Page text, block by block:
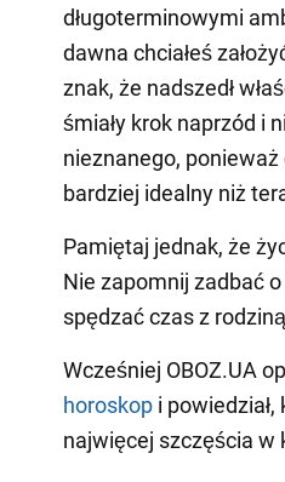
długoterminowymi
dawna chciałeś
znak, że nadszedł
śmiały krok naprzód i
nieznanego,
bardziej idealny niż
Pamiętaj jednak, że
Nie zapomnij zadbać
spędzać czas z
Wcześniej OBOZ.UA
horoskopi powiedział,
najwięcej szczęścia w